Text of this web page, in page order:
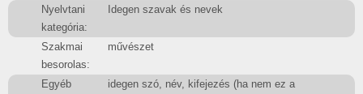
Nyelvtani
kategória:
Idegen szavak és nevek
Szakmai
besorolas:
művészet
Egyéb
idegen szó, név, kifejezés (ha nem ez a